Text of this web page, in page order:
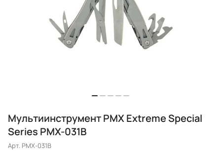
Мультиинструмент PMX Extreme Special
Series PMX-031B
Арт. PMX-031B